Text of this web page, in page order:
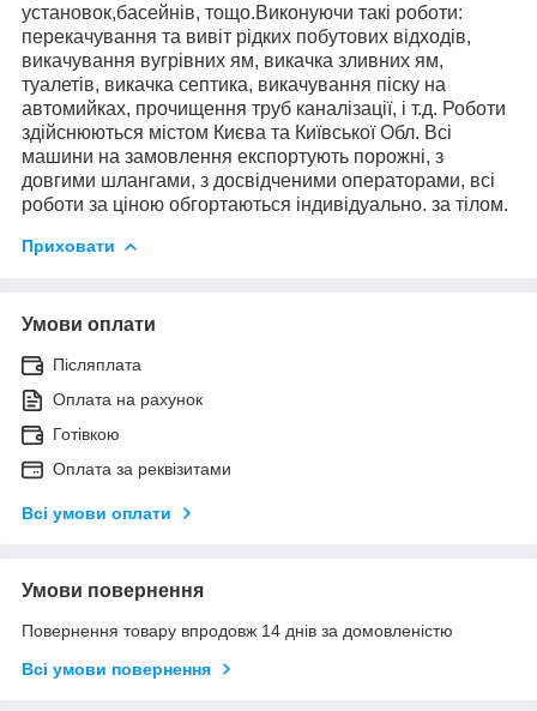
установок,басейнів, тощо.Виконуючи такі роботи:
перекачування та вивіт рідких побутових відходів,
викачування вугрівних ям, викачка зливних ям,
туалетів, викачка септика, викачування піску на
автомийках, прочищення труб каналізації, і т.д. Роботи
здійснюються містом Києва та Київської Обл. Всі
машини на замовлення експортують порожні, з
довгими шлангами, з досвідченими операторами, всі
роботи за ціною обгортаються індивідуально. за тілом.
Приховати
Умови оплати
Післяплата
Оплата на рахунок
Готівкою
Оплата за реквізитами
Всі умови оплати
Умови повернення
Повернення товару впродовж 14 днів за домовленістю
Всі умови повернення